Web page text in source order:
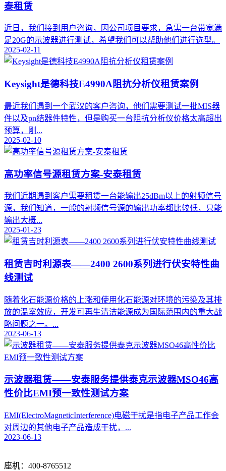
泰租赁
​近日，我们接到用户咨询，因公司项目要求，急需一台带宽满
足20G的示波器进行测试，希望我们可以帮助他们进行选型。
2025-02-11
Keysight是德科技E4990A阻抗分析仪租赁案例
最近我们遇到一个武汉的客户咨询，他们需要测试一批MIS器
件以及pn结器件特性，但是购买一台阻抗分析仪价格太高超出
预算，刚...
2025-02-10
高功率信号源租赁方案-安泰租赁
我们近期遇到客户需要租赁一台能输出25dBm以上的射频信号
源，我们知道，一般的射频信号源的输出功率都比较低，只能
输出大概...
2025-01-23
租赁吉时利源表——2400 2600系列进行伏安特性曲
线测试
随着化石能源价格的上涨和使用化石能源对环境的污染及其排
放的温室效应，开发可再生清洁能源成为国际范围内的重大战
略问题之一。...
2023-06-13
示波器租赁——安泰服务提供泰克示波器MSO46高
性价比EMI预一致性测试方案
EMI(ElectroMagneticInterference)电磁干扰是指电子产品工作会
对周边的其他电子产品造成干扰，...
2023-06-13
座机：400-8765512